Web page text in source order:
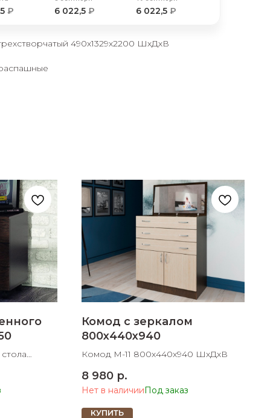
₽ 6 022,5 ₽ 6 022,5 ₽
490х1329х2200 ШхДхВ
Комод с зеркалом
800х440х940
Комод М-11 800х440х940 ШхДхВ
8 980 р.
Нет в наличии
КУПИТЬ